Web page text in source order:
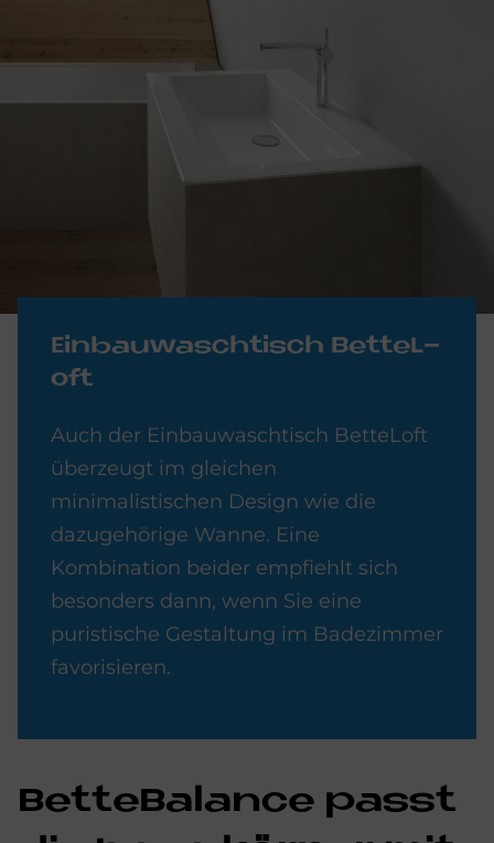
Ein­bau­wasch­tisch Bet­teL­
oft
Auch der Einbauwaschtisch BetteLoft
überzeugt im gleichen
minimalistischen Design wie die
dazugehörige Wanne. Eine
Kombination beider empfiehlt sich
besonders dann, wenn Sie eine
puristische Gestaltung im Badezimmer
favorisieren.
Bet­te­Ba­lan­ce passt